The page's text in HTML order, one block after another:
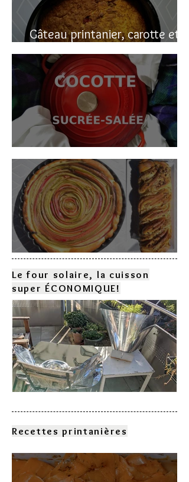
Gâteau printanier, carotte et
rhubarbe
Cocotte sucrée-salée
Deux gâteaux à la rhubarbe
Le four solaire, la cuisson
super ÉCONOMIQUE!
Comment choisir son four
solaire?
Recettes printanières